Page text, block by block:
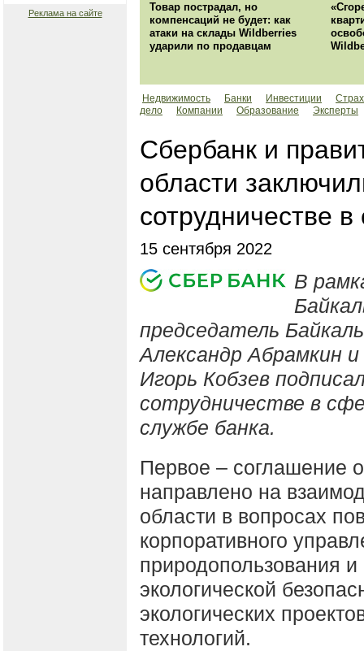
Реклама на сайте
Товар пострадал, но
компенсаций не будет: как
атаки на склады Wildberries
ударили по продавцам
Недвижимость Банки Инвестиции
дело
Компании Образование Эксперты
Сбербанк и
области
сотрудничестве
15 сентября 2022
В
председатель
Александр Абрамкин
Игорь Кобзев
сотрудничестве в
службе банка.
Первое – соглашение
направлено на
области в вопросах
корпоративного
природопользования
экологической
экологических
технологий.